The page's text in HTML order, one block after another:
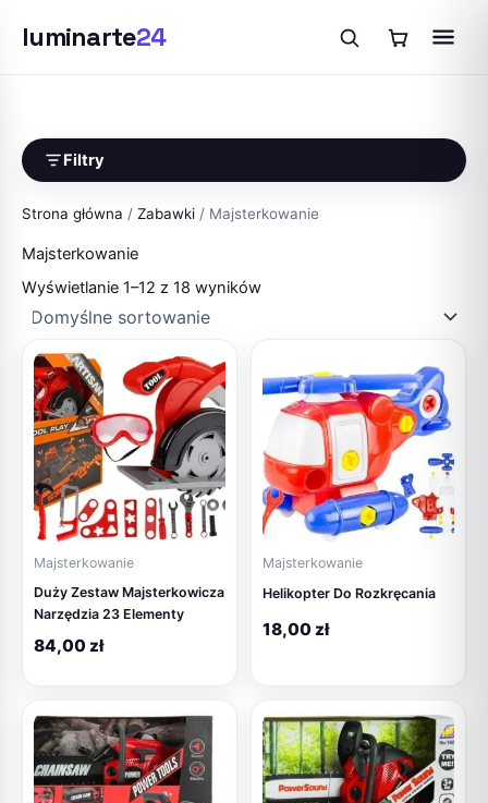
luminarte24
treści
Filtry
Strona główna / Zabawki / Majsterkowanie
Majsterkowanie
Wyświetlanie 1–12 z 18 wyników
Majsterkowanie
Duży Zestaw Majsterkowicza
Narzędzia 23 Elementy
84,00 zł
Majsterkowanie
Helikopter Do Rozkręcania
18,00 zł